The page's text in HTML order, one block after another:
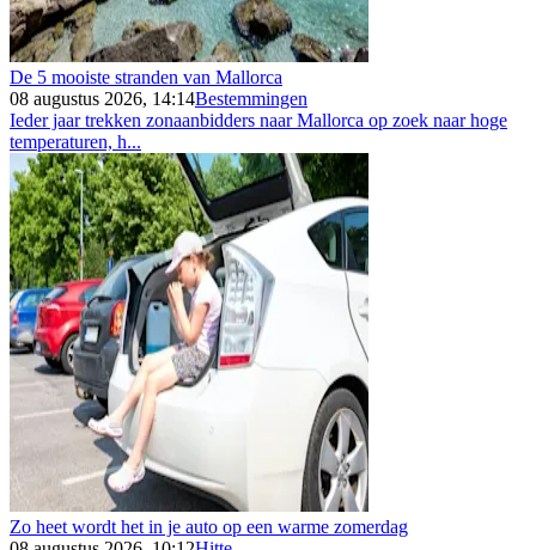
De 5 mooiste stranden van Mallorca
08 augustus 2026, 14:14Bestemmingen
Ieder jaar trekken zonaanbidders naar Mallorca op zoek naar hoge
temperaturen, h...
Zo heet wordt het in je auto op een warme zomerdag